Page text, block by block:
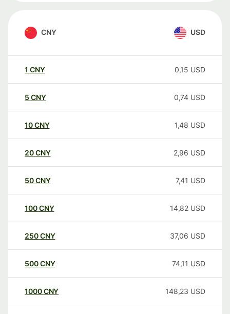
CNY USD
1 CNY 0,15 USD
5 CNY 0,74 USD
10CNY 1,48 USD
20CNY 2,96 USD
50CNY 7,41 USD
100CNY 14,82 USD
250CNY 37,06 USD
500CNY 74,11 USD
1000CNY 148,23 USD